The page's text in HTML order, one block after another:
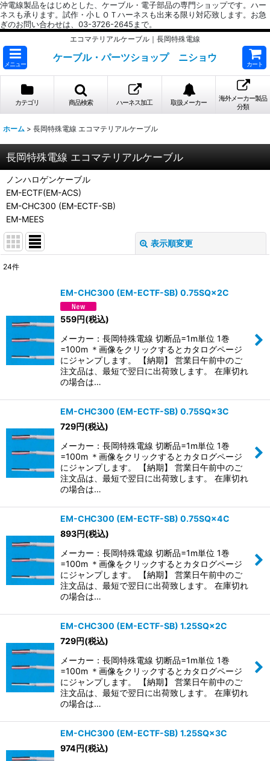
沖電線製品をはじめとした、ケーブル・電子部品の専門ショップです。ハー
ネスも承ります。試作・小ＬＯＴハーネスも出来る限り対応致します。お急
ぎのお問い合わせは、03-3726-2645まで。
エコマテリアルケーブル｜長岡特殊電線
メニュー
ケーブル・パーツショップ ニショウ
カート
カテゴリ 商品検索 ハーネス加工 取扱メーカー
海外メーカー製品
分類
ホーム > 長岡特殊電線 エコマテリアルケーブル
長岡特殊電線 エコマテリアルケーブル
ノンハロゲンケーブル
EM-ECTF(EM-ACS)
EM-CHC300 (EM-ECTF-SB)
EM-MEES
表示順変更
並び順:
絞り込む
24件
EM-CHC300 (EM-ECTF-SB) 0.75SQ×2C
559円(税込)
メーカー：長岡特殊電線 切断品=1m単位 1巻
=100m ＊画像をクリックするとカタログページ
にジャンプします。 【納期】 営業日午前中のご
注文品は、最短で翌日に出荷致します。 在庫切れ
の場合は…
EM-CHC300 (EM-ECTF-SB) 0.75SQ×3C
729円(税込)
メーカー：長岡特殊電線 切断品=1m単位 1巻
=100m ＊画像をクリックするとカタログページ
にジャンプします。 【納期】 営業日午前中のご
注文品は、最短で翌日に出荷致します。 在庫切れ
の場合は…
EM-CHC300 (EM-ECTF-SB) 0.75SQ×4C
893円(税込)
メーカー：長岡特殊電線 切断品=1m単位 1巻
=100m ＊画像をクリックするとカタログページ
にジャンプします。 【納期】 営業日午前中のご
注文品は、最短で翌日に出荷致します。 在庫切れ
の場合は…
EM-CHC300 (EM-ECTF-SB) 1.25SQ×2C
729円(税込)
メーカー：長岡特殊電線 切断品=1m単位 1巻
=100m ＊画像をクリックするとカタログページ
にジャンプします。 【納期】 営業日午前中のご
注文品は、最短で翌日に出荷致します。 在庫切れ
の場合は…
EM-CHC300 (EM-ECTF-SB) 1.25SQ×3C
974円(税込)